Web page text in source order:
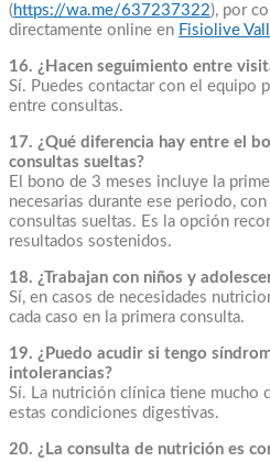
(https://wa.me/637237322), por
directamente online en Fisiolive
16. ¿Hacen seguimiento entre
Sí. Puedes contactar con el equipo
entre consultas.
17. ¿Qué diferencia hay entre el
consultas sueltas?
El bono de 3 meses incluye la
necesarias durante ese periodo,
consultas sueltas. Es la opción
resultados sostenidos.
18. ¿Trabajan con niños y
Sí, en casos de necesidades
cada caso en la primera consulta.
19. ¿Puedo acudir si tengo
intolerancias?
Sí. La nutrición clínica tiene mucho
estas condiciones digestivas.
20. ¿La consulta de nutrición es